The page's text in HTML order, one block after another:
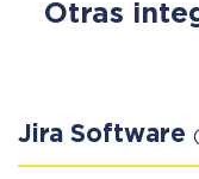
Otras
Jira Software